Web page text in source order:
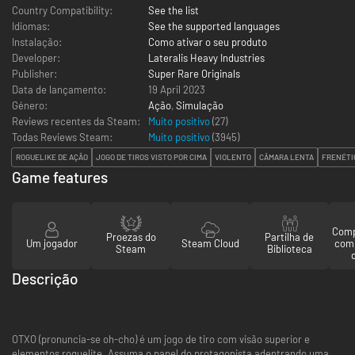
Country Compatibility:
See the list
Idiomas:
See the supported languages
Instalação:
Como ativar o seu produto
Developer:
Lateralis Heavy Industries
Publisher:
Super Rare Originals
Data de lançamento:
19 April 2023
Género:
Ação, Simulação
Reviews recentes da Steam:
Muito positivo(27)
Todas Reviews Steam:
Muito positivo(3945)
ROGUELIKE DE AÇÃO JOGO DE TIROS VISTO POR CIMA VIOLENTO CÂMARA LENTA
Game features
Um jogador
Proezas do
Steam
Steam Cloud
Partilha de
Biblioteca
Descrição
OTXO (pronuncia-se oh-cho) é um jogo de tiro com visão superior e